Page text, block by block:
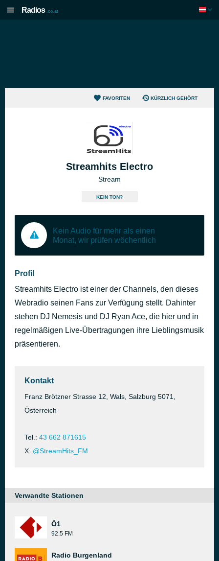
Radios .co.at
FAVORITEN KÜRZLICH GEHÖRT
Streamhits Electro
Stream
KEIN TON?
Kein Audio für mehr als einen
Monat, wir prüfen wöchentlich
Profil
Streamhits Electro ist einer der Channels, den dieses
Webradio seinen Fans zur Verfügung stellt. Dahinter
stehen DJ Nemesis und DJ Ryan Ace, die hier und in
regelmäßigen Live-Übertragungen ihre Lieblingsmusik
präsentieren.
Kontakt
Franz Brötzner Strasse 12, Wals, Salzburg 5071,
Österreich
Tel.: 43 662 871615
X: @StreamHits_FM
Verwandte Stationen
Ö1
92.5 FM
Radio Burgenland